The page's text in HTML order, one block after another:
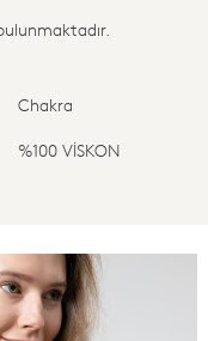
Chakra
%100 VİSKON